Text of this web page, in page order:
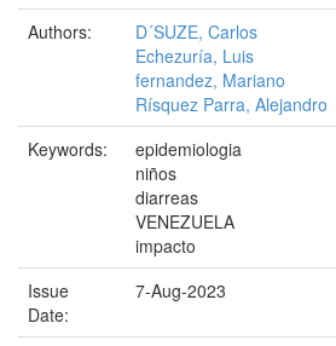
Authors:
D´SUZE, Carlos
Echezuría, Luis
fernandez, Mariano
Rísquez Parra, Alejandro
Keywords:
epidemiologia
niños
diarreas
VENEZUELA
impacto
Issue
Date:
7-Aug-2023